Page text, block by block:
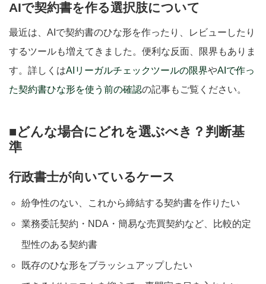
AIで契約書を作る選択肢について
最近は、AIで契約書のひな形を作ったり、レビューしたり
するツールも増えてきました。便利な反面、限界もありま
す。詳しくはAIリーガルチェックツールの限界やAIで作っ
た契約書ひな形を使う前の確認の記事もご覧ください。
■どんな場合にどれを選ぶべき？判断基
準
行政書士が向いているケース
紛争性のない、これから締結する契約書を作りたい
業務委託契約・NDA・簡易な売買契約など、比較的定
型性のある契約書
既存のひな形をブラッシュアップしたい